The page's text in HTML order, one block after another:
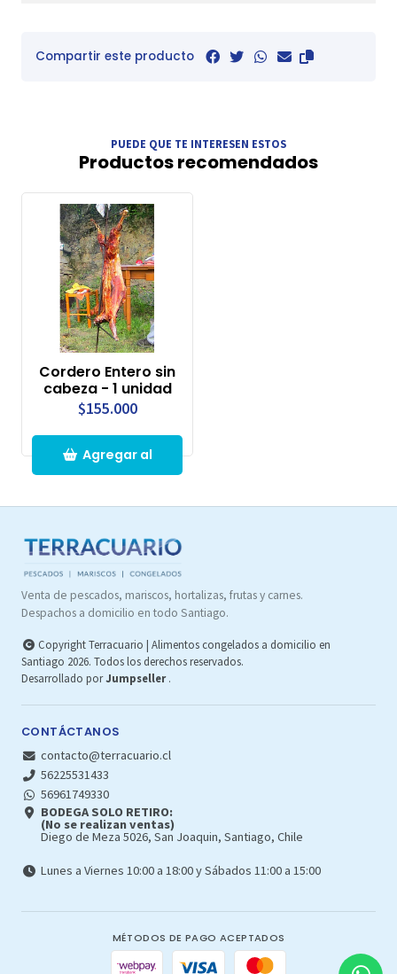
Compartir este producto
PUEDE QUE TE INTERESEN ESTOS
Productos recomendados
Cordero Entero sin
cabeza - 1 unidad
$155.000
Agregar al
Venta de pescados, mariscos, hortalizas, frutas y carnes.
Despachos a domicilio en todo Santiago.
Copyright Terracuario | Alimentos congelados a domicilio en
Santiago 2026. Todos los derechos reservados.
Desarrollado porJumpseller .
CONTÁCTANOS
contacto@terracuario.cl
56225531433
56961749330
BODEGA SOLO RETIRO:
(No se realizan ventas)
Diego de Meza 5026, San Joaquin, Santiago, Chile
Lunes a Viernes 10:00 a 18:00 y Sábados 11:00 a 15:00
MÉTODOS DE PAGO ACEPTADOS